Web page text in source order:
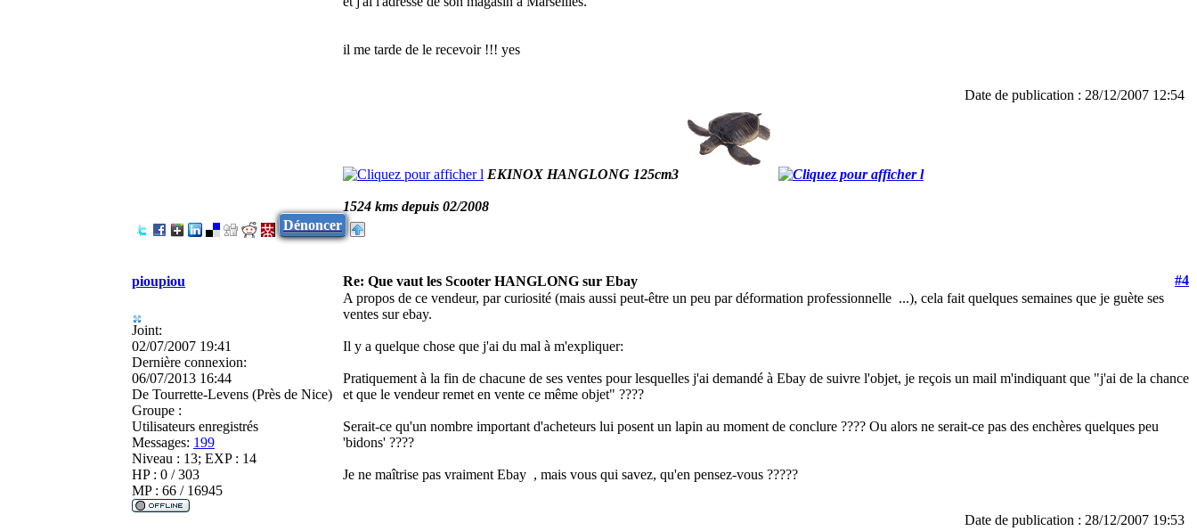
il me tarde de le recevoir !!! yes
Date de publication : 28/12/2007 12:54
EKINOX HANGLONG 125cm3
1524 kms depuis 02/2008
Dénoncer
pioupiou Re: Que vaut les Scooter HANGLONG sur Ebay #4
Joint:
02/07/2007 19:41
Dernière connexion:
06/07/2013 16:44
De Tourrette-Levens (Près de Nice)
Groupe :
Utilisateurs enregistrés
Messages: 199
Niveau : 13; EXP : 14
HP : 0 / 303
MP : 66 / 16945
A propos de ce vendeur, par curiosité (mais aussi peut-être un peu par déformation professionnelle ...), cela fait quelques semaines que je guète ses
ventes sur ebay.
Il y a quelque chose que j'ai du mal à m'expliquer:
Pratiquement à la fin de chacune de ses ventes pour lesquelles j'ai demandé à Ebay de suivre l'objet, je reçois un mail m'indiquant que "j'ai de la chance
et que le vendeur remet en vente ce même objet" ????
Serait-ce qu'un nombre important d'acheteurs lui posent un lapin au moment de conclure ???? Ou alors ne serait-ce pas des enchères quelques peu
'bidons' ????
Je ne maîtrise pas vraiment Ebay , mais vous qui savez, qu'en pensez-vous ?????
Date de publication : 28/12/2007 19:53